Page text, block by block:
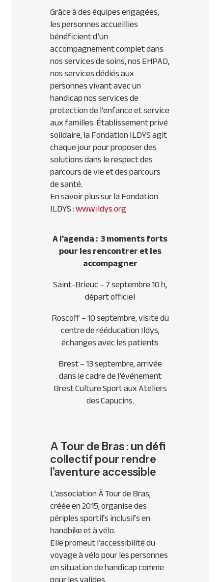
Grâce à des équipes engagées,
les personnes accueillies
bénéficient d’un
accompagnement complet dans
nos services de soins, nos EHPAD,
nos services dédiés aux
personnes vivant avec un
handicap nos services de
protection de l’enfance et service
aux familles. Établissement privé
solidaire, la Fondation ILDYS agit
chaque jour pour proposer des
solutions dans le respect des
parcours de vie et des parcours
de santé.
En savoir plus sur la Fondation
ILDYS :www.ildys.org
A l’agenda : 3 moments forts
pour les rencontrer et les
accompagner
Saint-Brieuc – 7 septembre 10 h,
départ officiel
Roscoff – 10 septembre, visite du
centre de rééducation Ildys,
échanges avec les patients
Brest – 13 septembre, arrivée
dans le cadre de l’événement
Brest Culture Sport aux Ateliers
des Capucins.
A Tour de Bras : un défi
collectif pour rendre
l’aventure accessible
L’association À Tour de Bras,
créée en 2015, organise des
périples sportifs inclusifs en
handbike et à vélo.
Elle promeut l’accessibilité du
voyage à vélo pour les personnes
en situation de handicap comme